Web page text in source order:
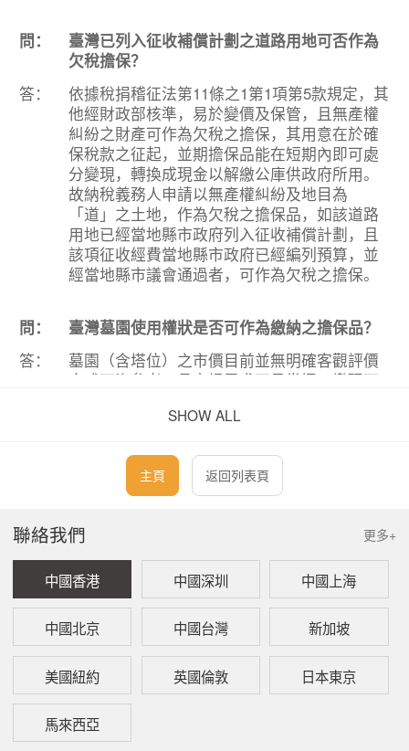
問：
臺灣已列入征收補償計劃之道路用地可否作為
欠稅擔保？
答：
依據稅捐稽征法第11條之1第1項第5款規定，其
他經財政部核準，易於變價及保管，且無產權
糾紛之財產可作為欠稅之擔保，其用意在於確
保稅款之征起，並期擔保品能在短期內即可處
分變現，轉換成現金以解繳公庫供政府所用。
故納稅義務人申請以無產權糾紛及地目為
「道」之土地，作為欠稅之擔保品，如該道路
用地已經當地縣市政府列入征收補償計劃，且
該項征收經費當地縣市政府已經編列預算，並
經當地縣市議會通過者，可作為欠稅之擔保。
問：
臺灣墓園使用權狀是否可作為繳納之擔保品？
答：
墓園（含塔位）之市價目前並無明確客觀評價
方式可資參考，且市場需求不易掌握，變現不
臺灣遺產稅納稅義務人以遺產作為擔保申請暫
緩執行及解除出境限制應符合那些規定？
作為擔保申請暫緩強制執行，核發同意移轉證
明書及解除限制出境者，該擔保品應符合稅捐
稽征法第11條之1之規定，其估價並應按上開法
條及其相關規定辦理，例如納稅義務人以被繼
承人遺產中之公共設施保留地作為擔保，申請
暫緩強制執行核發同意移轉證明書及解除限制
出境，如經查該地業經當地縣市政府列入征收
補償計劃而符合易於變價之規定者，應準予受
理，如該土地未經當地縣市政府列入征收補償
計劃而不符合擔保規定者，若經查符合遺產及
贈與稅法第30條第4項有關實物抵繳之規定，仍
SHOW ALL
主頁 返回列表頁
更多+
聯絡我們
中國香港 中國深圳 中國上海
中國北京 中國台灣 新加坡
美國紐約 英國倫敦 日本東京
馬來西亞